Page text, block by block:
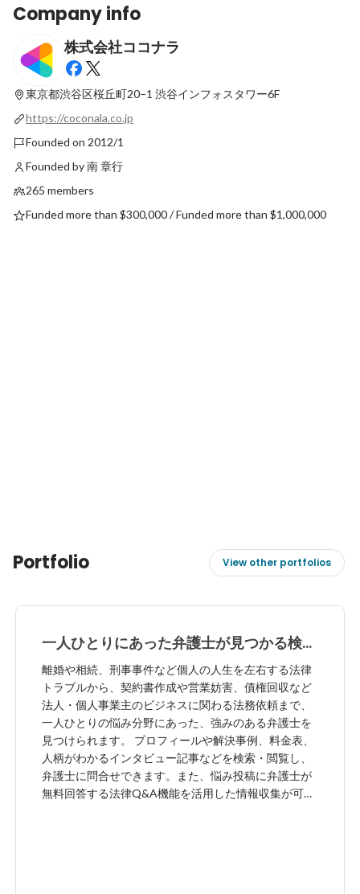
6年ぶりに改訂したココナラのバリューに
込めた思い
Pinned Pinned
Company info
株式会社ココナラ
東京都渋谷区桜丘町20−1 渋谷インフォスタワー6F
https://coconala.co.jp
Founded on 2012/1
Founded by 南 章行
265 members
Funded more than $300,000 / Funded more than $1,000,000
Portfolio View other portfolios
一人ひとりにあった弁護士が見つかる検索
メディア「ココナラ法律相談」
離婚や相続、刑事事件など個人の人生を左右する法律
トラブルから、契約書作成や営業妨害、債権回収など
法人・個人事業主のビジネスに関わる法務依頼まで、
一人ひとりの悩み分野にあった、強みのある弁護士を
見つけられます。 プロフィールや解決事例、料金表、
人柄がわかるインタビュー記事などを検索・閲覧し、
弁護士に問合せできます。また、悩み投稿に弁護士が
無料回答する法律Q&A機能を活用した情報収集が可能